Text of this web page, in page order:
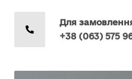
Для
+38 (063) 575